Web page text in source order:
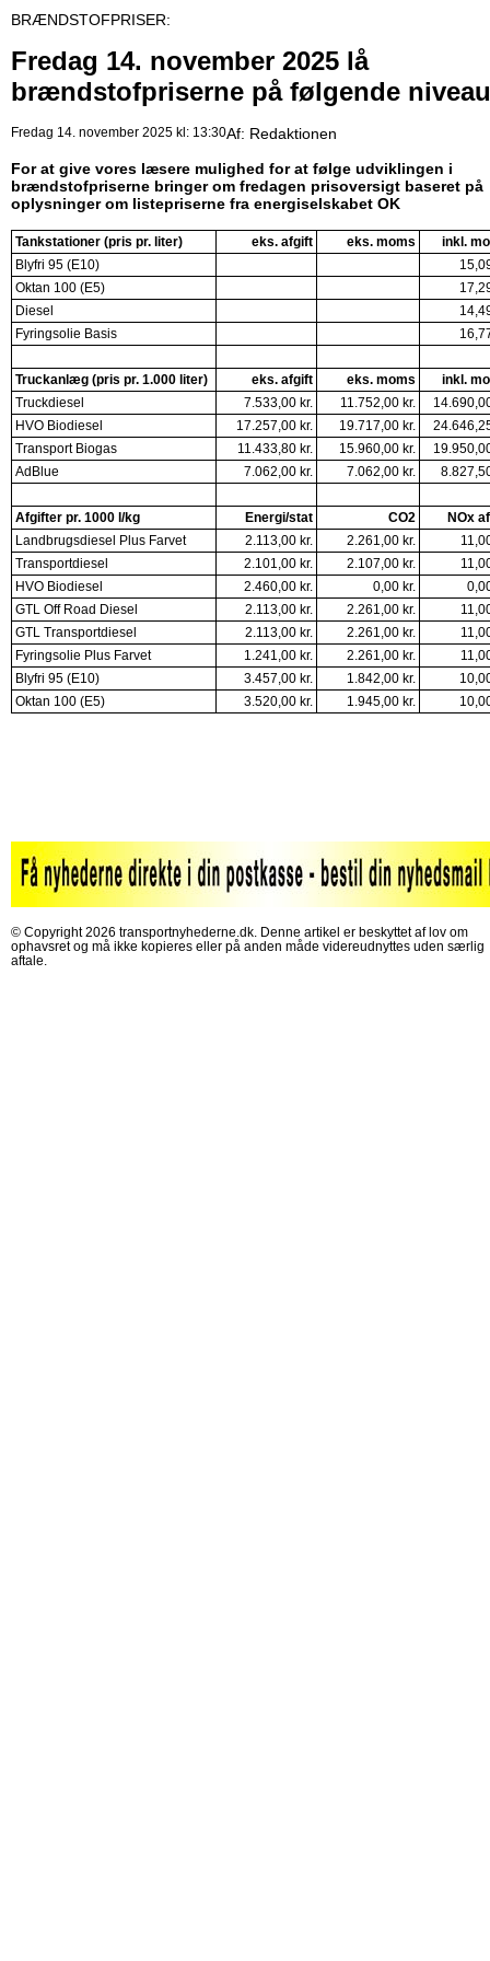
BRÆNDSTOFPRISER:
Fredag 14. november 2025 lå
brændstofpriserne på følgende niveau
Fredag 14. november 2025 kl: 13:30Af: Redaktionen
For at give vores læsere mulighed for at følge udviklingen i
brændstofpriserne bringer om fredagen prisoversigt baseret på
oplysninger om listepriserne fra energiselskabet OK
Tankstationer (pris pr. liter) eks. afgift eks. moms
inkl.
Blyfri 95 (E10)
Oktan 100 (E5)
Diesel
Fyringsolie Basis
Truckanlæg (pris pr. 1.000 liter) eks. afgift eks. moms
inkl.
Truckdiesel
7.533,00 kr. 11.752,00 kr.
HVO Biodiesel
17.257,00 kr. 19.717,00 kr.
Transport Biogas
11.433,80 kr. 15.960,00 kr.
AdBlue
7.062,00 kr. 7.062,00 kr.
Afgifter pr. 1000 l/kg Energi/stat CO2
NOx
Landbrugsdiesel Plus Farvet
2.113,00 kr. 2.261,00 kr.
Transportdiesel
2.101,00 kr. 2.107,00 kr.
HVO Biodiesel
2.460,00 kr. 0,00 kr.
GTL Off Road Diesel
2.113,00 kr. 2.261,00 kr.
GTL Transportdiesel
2.113,00 kr. 2.261,00 kr.
Fyringsolie Plus Farvet
1.241,00 kr. 2.261,00 kr.
Blyfri 95 (E10)
3.457,00 kr. 1.842,00 kr.
Oktan 100 (E5)
3.520,00 kr. 1.945,00 kr.
© Copyright 2026 transportnyhederne.dk. Denne artikel er beskyttet af lov om
ophavsret og må ikke kopieres eller på anden måde videreudnyttes uden særlig
aftale.